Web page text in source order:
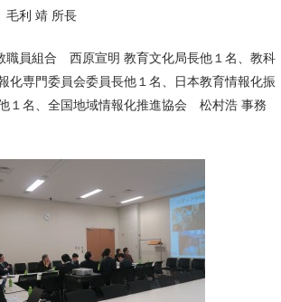
利 靖 所長
員組合 西原宣明 教育文化局長他１名、教科
専門委員会委員長他１名、日本教育情報化振
１名、全国地域情報化推進協会 松村浩 事務